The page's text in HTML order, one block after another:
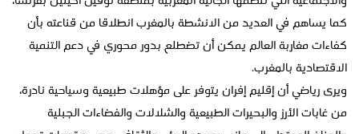
كما يساهم في العديد من الانشطة بالمغرب انطلاقا من قناعته بأن
كفاءات مغاربة العالم يمكن أن تضطلع بدور محوري في دعم التنمية
الاقتصادية بالمغرب.
ويرى رياضي أن إقليم إفران يتوفر على مؤهلات طبيعية وسياحية نادرة،
من غابات الأرز والبحيرات الطبيعية والشلالات والفضاءات الجبلية